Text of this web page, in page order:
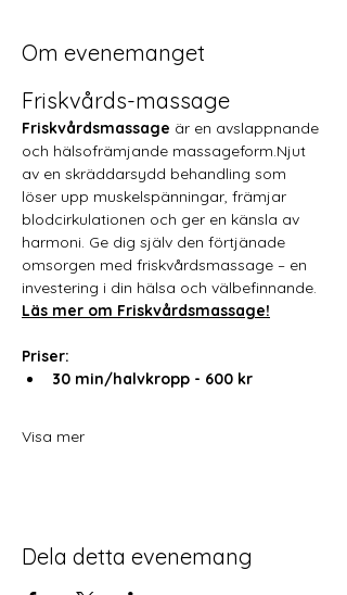
Om evenemanget
Friskvårds-massage
Friskvårdsmassage är en avslappnande
och hälsofrämjande massageform.Njut
av en skräddarsydd behandling som
löser upp muskelspänningar, främjar
blodcirkulationen och ger en känsla av
harmoni. Ge dig själv den förtjänade
omsorgen med friskvårdsmassage – en
investering i din hälsa och välbefinnande.
Läs mer om Friskvårdsmassage!
Priser:
30 min/halvkropp - 600 kr
Visa mer
Dela detta evenemang